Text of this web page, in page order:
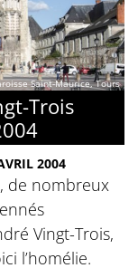
Saint-Maurice, Tours
Trois
2004
de nombreux
Vingt-Trois,
l’homélie.